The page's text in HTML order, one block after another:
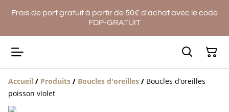
Frais de port gratuit à partir de 50€ d'achat avec le code
FDP-GRATUIT
Accueil / Produits / Boucles d'oreilles / Boucles d’oreilles
poisson violet